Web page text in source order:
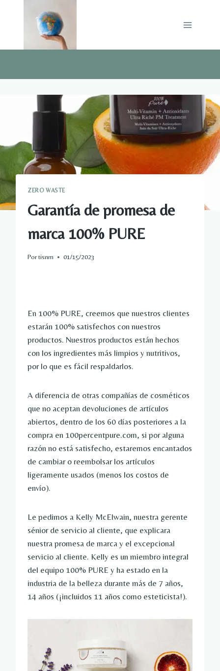
ZERO WASTE
Garantía de promesa de
marca 100% PURE
Portisnm 01/15/2023
En 100% PURE, creemos que nuestros clientes
estarán 100% satisfechos con nuestros
productos. Nuestros productos están hechos
con los ingredientes más limpios y nutritivos,
por lo que es fácil respaldarlos.
A diferencia de otras compañías de cosméticos
que no aceptan devoluciones de artículos
abiertos, dentro de los 60 días posteriores a la
compra en 100percentpure.com, si por alguna
razón no está satisfecho, estaremos encantados
de cambiar o reembolsar los artículos
ligeramente usados ​​(menos los costos de
envío).
Le pedimos a Kelly McElwain, nuestra gerente
sénior de servicio al cliente, que explicara
nuestra promesa de marca y el excepcional
servicio al cliente. Kelly es un miembro integral
del equipo 100% PURE y ha estado en la
industria de la belleza durante más de 7 años,
14 años (¡incluidos 11 años como esteticista!).